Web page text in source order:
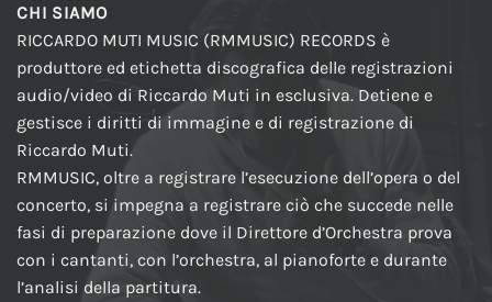
CHI SIAMO
RICCARDO MUTI MUSIC (RMMUSIC) RECORDS è
produttore ed etichetta discografica delle registrazioni
audio/video di Riccardo Muti in esclusiva. Detiene e
gestisce i diritti di immagine e di registrazione di
Riccardo Muti.
RMMUSIC, oltre a registrare l’esecuzione dell’opera o del
concerto, si impegna a registrare ciò che succede nelle
fasi di preparazione dove il Direttore d’Orchestra prova
con i cantanti, con l’orchestra, al pianoforte e durante
l’analisi della partitura.